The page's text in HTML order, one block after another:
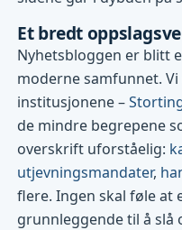
Et bredt
Nyhetsbloggen er blitt
moderne samfunnet.
institusjonene –
de mindre begrepene
overskrift uforståelig:
utjevningsmandater,
flere. Ingen skal føle at
grunnleggende til å slå